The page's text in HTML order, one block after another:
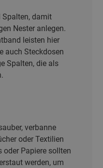
Spalten, damit
Nester anlegen.
leisten hier
auch Steckdosen
Spalten, die als
verbanne
oder Textilien
oder Papiere sollten
werden, um